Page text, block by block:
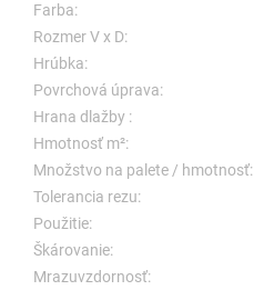
Farba:
Rozmer V x D:
Hrúbka:
Povrchová úprava:
Hrana dlažby :
Hmotnosť m²:
Množstvo na palete / hmotnosť:
Tolerancia rezu:
Použitie:
Škárovanie:
Mrazuvzdornosť: